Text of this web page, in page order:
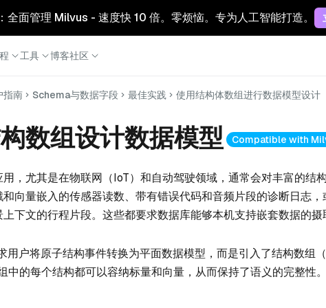
全面管理 Milvus - 速度快 10 倍。零烦恼。专为人工智能打造。
工具 博客社区
指南 Schema与数据字段 最佳实践 使用结构体数组进行数据模型设计
数组设计数据模型 Compatible with
，尤其是在物联网（IoT）和自动驾驶领域，通常会对丰富的结
向量嵌入的传感器读数、带有错误代码和音频片段的诊断日志
下文的行程片段。这些都要求数据库能够本机支持嵌套数据的
用户将原子结构事件转换为平面数据模型，而是引入了结构数组
中的每个结构都可以容纳标量和向量，从而保持了语义的完整性